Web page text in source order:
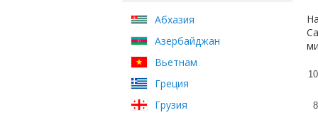
Абхазия
Азербайджан
Вьетнам
Греция
Грузия